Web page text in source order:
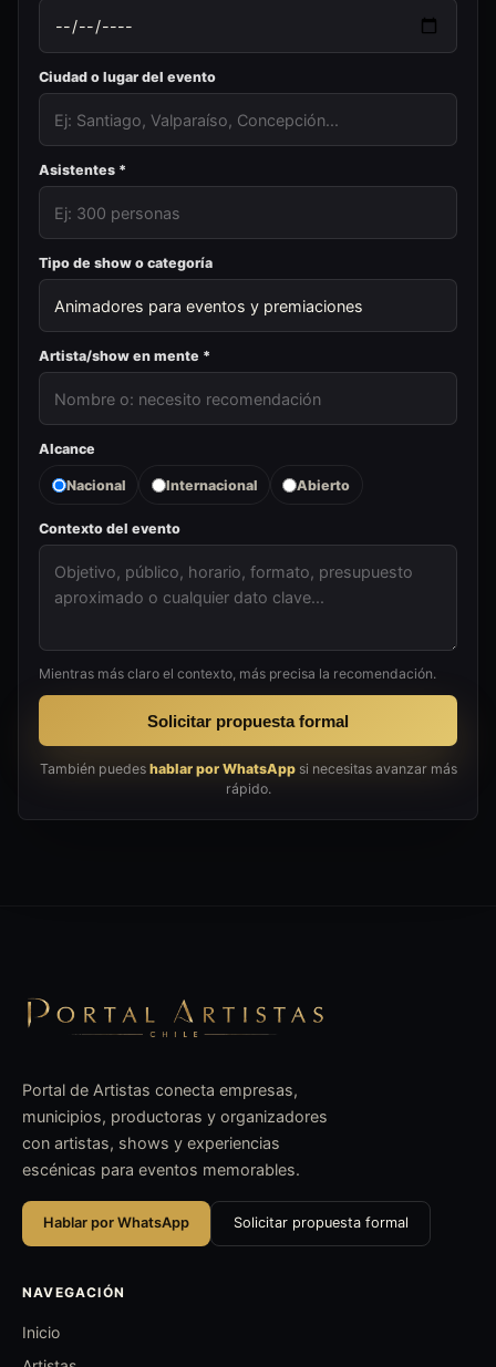
Ciudad o lugar del evento
Asistentes *
Tipo de show o categoría
Artista/show en mente *
Alcance
Nacional Internacional Abierto
Contexto del evento
Mientras más claro el contexto, más precisa la recomendación.
Solicitar propuesta formal
También puedes hablar por WhatsAppsi necesitas avanzar más
rápido.
Portal de Artistas conecta empresas,
municipios, productoras y organizadores
con artistas, shows y experiencias
escénicas para eventos memorables.
Hablar por WhatsApp Solicitar propuesta formal
NAVEGACIÓN
Inicio